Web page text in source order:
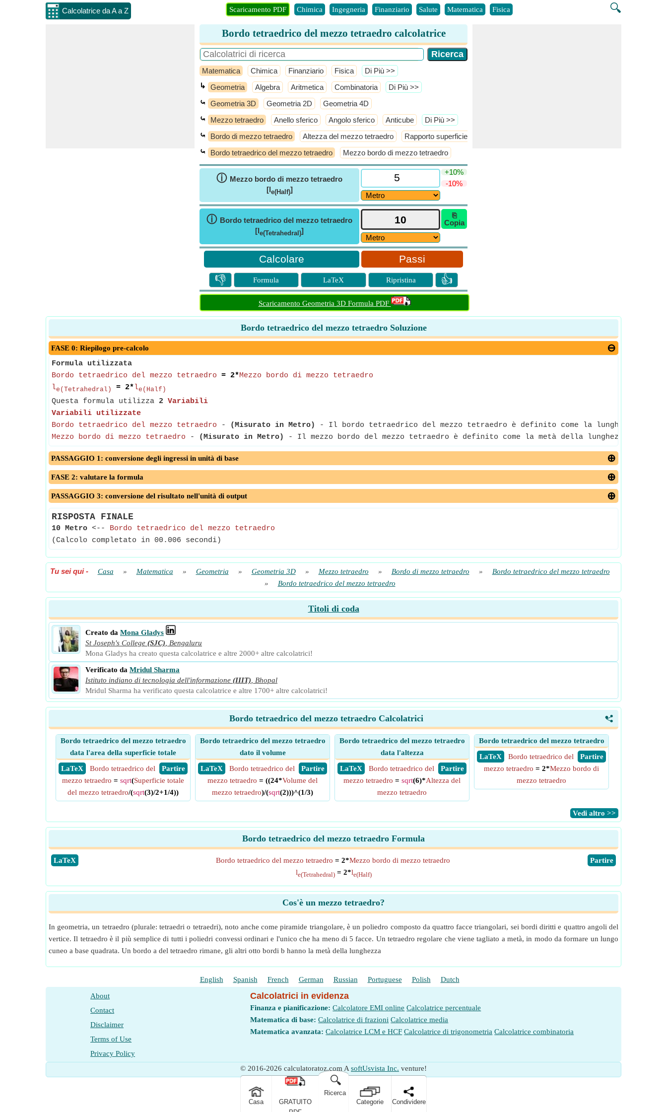
Calcolatrice da A a Z 🔍
Scaricamento PDF Chimica Ingegneria Finanziario Salute Matematica Fisica
Bordo tetraedrico del mezzo tetraedro calcolatrice
Matematica Chimica Finanziario Fisica ​Di Più >>
↳ Geometria Algebra Aritmetica Combinatoria ​Di Più >>
⤿ Geometria 3D Geometria 2D Geometria 4D
⤿ Mezzo tetraedro Anello sferico Angolo sferico Anticube ​Di Più >>
⤿ Bordo di mezzo tetraedro Altezza del mezzo tetraedro Rapporto superficie/volume del mezzo tetraedro
⤿ Bordo tetraedrico del mezzo tetraedro Mezzo bordo di mezzo tetraedro
ⓘ Mezzo bordo di mezzo tetraedro
[le(Half)]
+10%
-10%
ⓘ Bordo tetraedrico del mezzo tetraedro
[le(Tetrahedral)]
⎘
Copia
Passi
👎 Formula LaTeX Ripristina 👍
Scaricamento Geometria 3D Formula PDF
Bordo tetraedrico del mezzo tetraedro Soluzione
FASE 0: Riepilogo pre-calcolo
Formula utilizzata
Bordo tetraedrico del mezzo tetraedro = 2*Mezzo bordo di mezzo tetraedro
le(Tetrahedral) = 2*le(Half)
Questa formula utilizza 2 Variabili
Variabili utilizzate
Bordo tetraedrico del mezzo tetraedro - (Misurato in Metro)
- Il bordo tetraedrico del mezzo tetraedro è definito come la lunghezza di
Mezzo bordo di mezzo tetraedro - (Misurato in Metro) - Il mezzo bordo del mezzo tetraedro è definito come la metà della lunghezza di
PASSAGGIO 1: conversione degli ingressi in unità di base
FASE 2: valutare la formula
PASSAGGIO 3: conversione del risultato nell'unità di output
RISPOSTA FINALE
10 Metro <-- Bordo tetraedrico del mezzo tetraedro
(Calcolo completato in 00.006 secondi)
Tu sei qui- Casa » Matematica » Geometria » Geometria 3D » Mezzo tetraedro » Bordo di mezzo tetraedro »
Bordo tetraedrico del mezzo tetraedro
»
Bordo tetraedrico del mezzo tetraedro
Titoli di coda
Creato da Mona Gladys
St Joseph's College (SJC)
Bengaluru
Mona Gladys ha creato questa calcolatrice e altre 2000+ altre calcolatrici!
Verificato da Mridul Sharma
Istituto indiano di tecnologia dell'informazione (IIIT)
Bhopal
Mridul Sharma ha verificato questa calcolatrice e altre 1700+ altre calcolatrici!
<
Bordo tetraedrico del mezzo tetraedro Calcolatrici
Bordo tetraedrico del mezzo tetraedro
data l'area della superficie totale
​ LaTeX
​ Partire
Bordo tetraedrico del
mezzo tetraedro = sqrt(Superficie totale
del mezzo tetraedro/(sqrt(3)/2+1/4))
Bordo tetraedrico del mezzo tetraedro
dato il volume
​ LaTeX
​ Partire
Bordo tetraedrico del
mezzo tetraedro = ((24*Volume del
mezzo tetraedro)/(sqrt(2)))^(1/3)
Bordo tetraedrico del mezzo tetraedro
data l'altezza
​ LaTeX
​ Partire
Bordo tetraedrico del
mezzo tetraedro = sqrt(6)*Altezza del
mezzo tetraedro
Bordo tetraedrico del mezzo tetraedro
​ LaTeX
​ Partire
Bordo tetraedrico del
mezzo tetraedro = 2*Mezzo bordo di
mezzo tetraedro
​Vedi altro >>
Bordo tetraedrico del mezzo tetraedro Formula
​LaTeX ​Partire
Bordo tetraedrico del mezzo tetraedro = 2*Mezzo bordo di mezzo tetraedro
le(Tetrahedral)= 2*le(Half)
Cos'è un mezzo tetraedro?
In geometria, un tetraedro (plurale: tetraedri o tetraedri), noto anche come piramide triangolare, è un poliedro composto da quattro facce triangolari, sei bordi diritti e quattro angoli del
vertice. Il tetraedro è il più semplice di tutti i poliedri convessi ordinari e l'unico che ha meno di 5 facce. Un tetraedro regolare che viene tagliato a metà, in modo da formare un lungo
cuneo a base quadrata. Un bordo a del tetraedro rimane, gli altri otto bordi b hanno la metà della lunghezza
English Spanish French German Russian Portuguese Polish Dutch
About
Contact
Disclaimer
Terms of Use
Privacy Policy
Calcolatrici in evidenza
Finanza e pianificazione: Calcolatore EMI online Calcolatrice percentuale
Matematica di base: Calcolatrice di frazioni Calcolatrice media
Matematica avanzata: Calcolatrice LCM e HCF Calcolatrice di trigonometria Calcolatrice combinatoria
© 2016-2026 calculatoratoz.com A softUsvista Inc. venture!
Casa
GRATUITO
🔍
Ricerca
Categorie
Condividere